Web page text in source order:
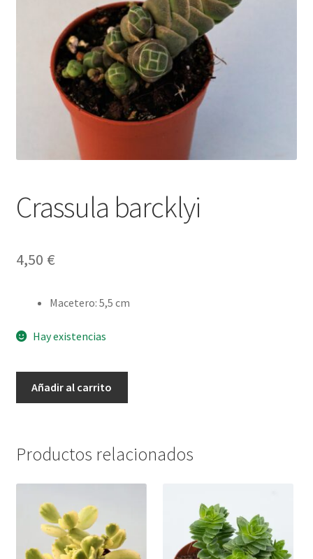
Envío y Devoluciones
Crassula barcklyi
4,50 €
Macetero: 5,5 cm
Hay existencias
Añadir al carrito
Productos relacionados